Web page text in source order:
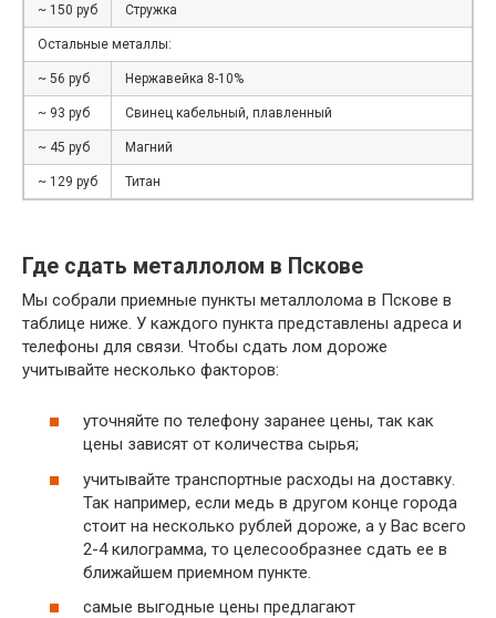
~ 150 руб Стружка
Остальные металлы:
~ 56 руб Нержавейка 8-10%
~ 93 руб Свинец кабельный, плавленный
~ 45 руб Магний
~ 129 руб Титан
Где сдать металлолом в Пскове
Мы собрали приемные пункты металлолома в Пскове в
таблице ниже. У каждого пункта представлены адреса и
телефоны для связи. Чтобы сдать лом дороже
учитывайте несколько факторов:
уточняйте по телефону заранее цены, так как
цены зависят от количества сырья;
учитывайте транспортные расходы на доставку.
Так например, если медь в другом конце города
стоит на несколько рублей дороже, а у Вас всего
2-4 килограмма, то целесообразнее сдать ее в
ближайшем приемном пункте.
самые выгодные цены предлагают